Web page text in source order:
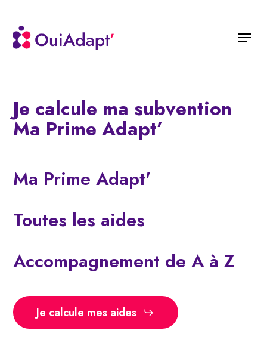
main
content
Menu
Je calcule ma subvention
Ma Prime Adapt’
Ma Prime Adapt'
Toutes les aides
Accompagnement de A à Z
Je calcule mes aides